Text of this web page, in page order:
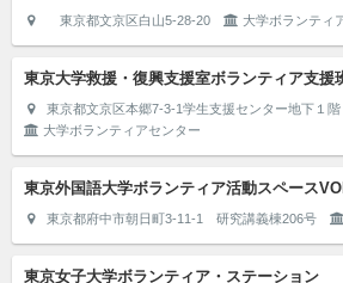
東京都文京区白山5-28-20 大学ボランティ
東京大学救援・復興支援室ボランティア支援
東京都文京区本郷7-3-1学生支援センター地下１
大学ボランティアセンター
東京外国語大学ボランティア活動スペース
東京都府中市朝日町3-11-1 研究講義棟206号
東京女子大学ボランティア・ステーション